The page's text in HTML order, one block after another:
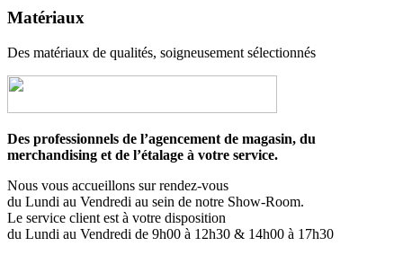
Matériaux
Des matériaux de qualités, soigneusement sélectionnés
Des professionnels de l’agencement de magasin, du
merchandising et de l’étalage à votre service.
Nous vous accueillons sur rendez-vous
du Lundi au Vendredi au sein de notre Show-Room.
Le service client est à votre disposition
du Lundi au Vendredi de 9h00 à 12h30 & 14h00 à 17h30